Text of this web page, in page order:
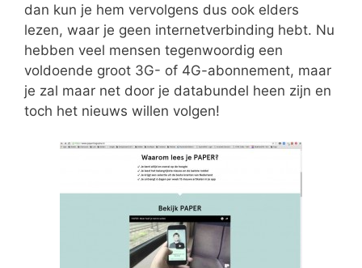
dan kun je hem vervolgens dus ook elders
lezen, waar je geen internetverbinding hebt. Nu
hebben veel mensen tegenwoordig een
voldoende groot 3G- of 4G-abonnement, maar
je zal maar net door je databundel heen zijn en
toch het nieuws willen volgen!